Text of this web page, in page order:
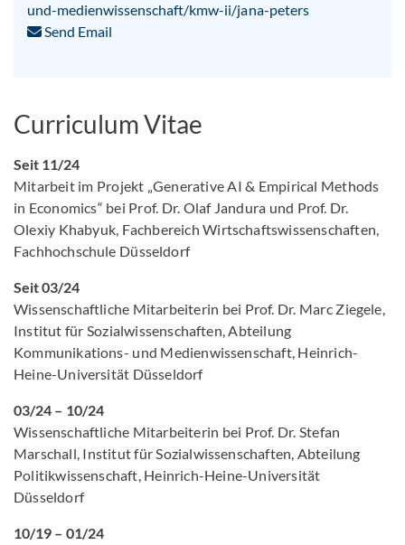
und-medienwissenschaft/kmw-ii/jana-peters
Send Email
Curriculum Vitae
Seit 11/24
Mitarbeit im Projekt „Generative AI & Empirical Methods
in Economics“ bei Prof. Dr. Olaf Jandura und Prof. Dr.
Olexiy Khabyuk, Fachbereich Wirtschaftswissenschaften,
Fachhochschule Düsseldorf
Seit 03/24
Wissenschaftliche Mitarbeiterin bei Prof. Dr. Marc Ziegele,
Institut für Sozialwissenschaften, Abteilung
Kommunikations- und Medienwissenschaft, Heinrich-
Heine-Universität Düsseldorf
03/24 – 10/24
Wissenschaftliche Mitarbeiterin bei Prof. Dr. Stefan
Marschall, Institut für Sozialwissenschaften, Abteilung
Politikwissenschaft, Heinrich-Heine-Universität
Düsseldorf
10/19 – 01/24